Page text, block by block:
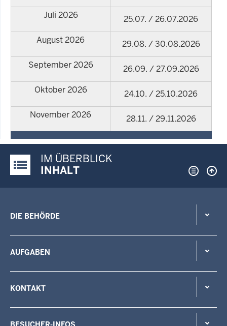
Juli 2026
25.07. / 26.07.2026
August 2026
29.08. / 30.08.2026
September 2026
26.09. / 27.09.2026
Oktober 2026
24.10. / 25.10.2026
November 2026
28.11. / 29.11.2026
Justiz-Portal im Überblick:
IM ÜBERBLICK
INHALT
DIE BEHÖRDE
AUFGABEN
KONTAKT